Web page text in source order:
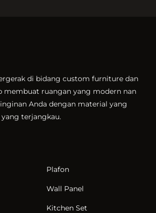
di bidang custom furniture dan
membuat ruangan yang modern nan
Anda dengan material yang
terjangkau.
Plafon
Wall Panel
Kitchen Set